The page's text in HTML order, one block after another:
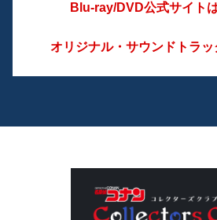
Blu-ray/DVD公式サイト
オリジナル・サウンドトラッ